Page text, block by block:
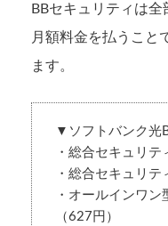
BBセキュリティは全
月額料金を払うこと
ます。
▼ソフトバンク光
・総合セキュリテ
・総合セキュリテ
・オールインワ
（627円）